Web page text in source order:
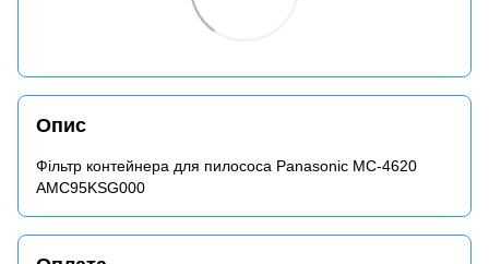
Опис
Фільтр контейнера для пилососа Panasonic MC-4620
AMC95KSG000